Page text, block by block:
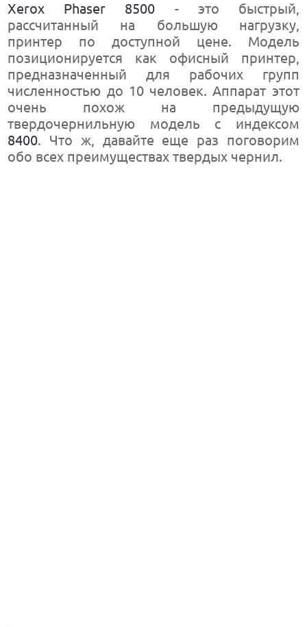
Xerox Phaser 8500 - это быстрый,
рассчитанный на большую нагрузку,
принтер по доступной цене. Модель
позиционируется как офисный принтер,
предназначенный для рабочих групп
численностью до 10 человек. Аппарат этот
очень похож на предыдущую
твердочернильную модель с индексом
8400. Что ж, давайте еще раз поговорим
обо всех преимуществах твердых чернил.